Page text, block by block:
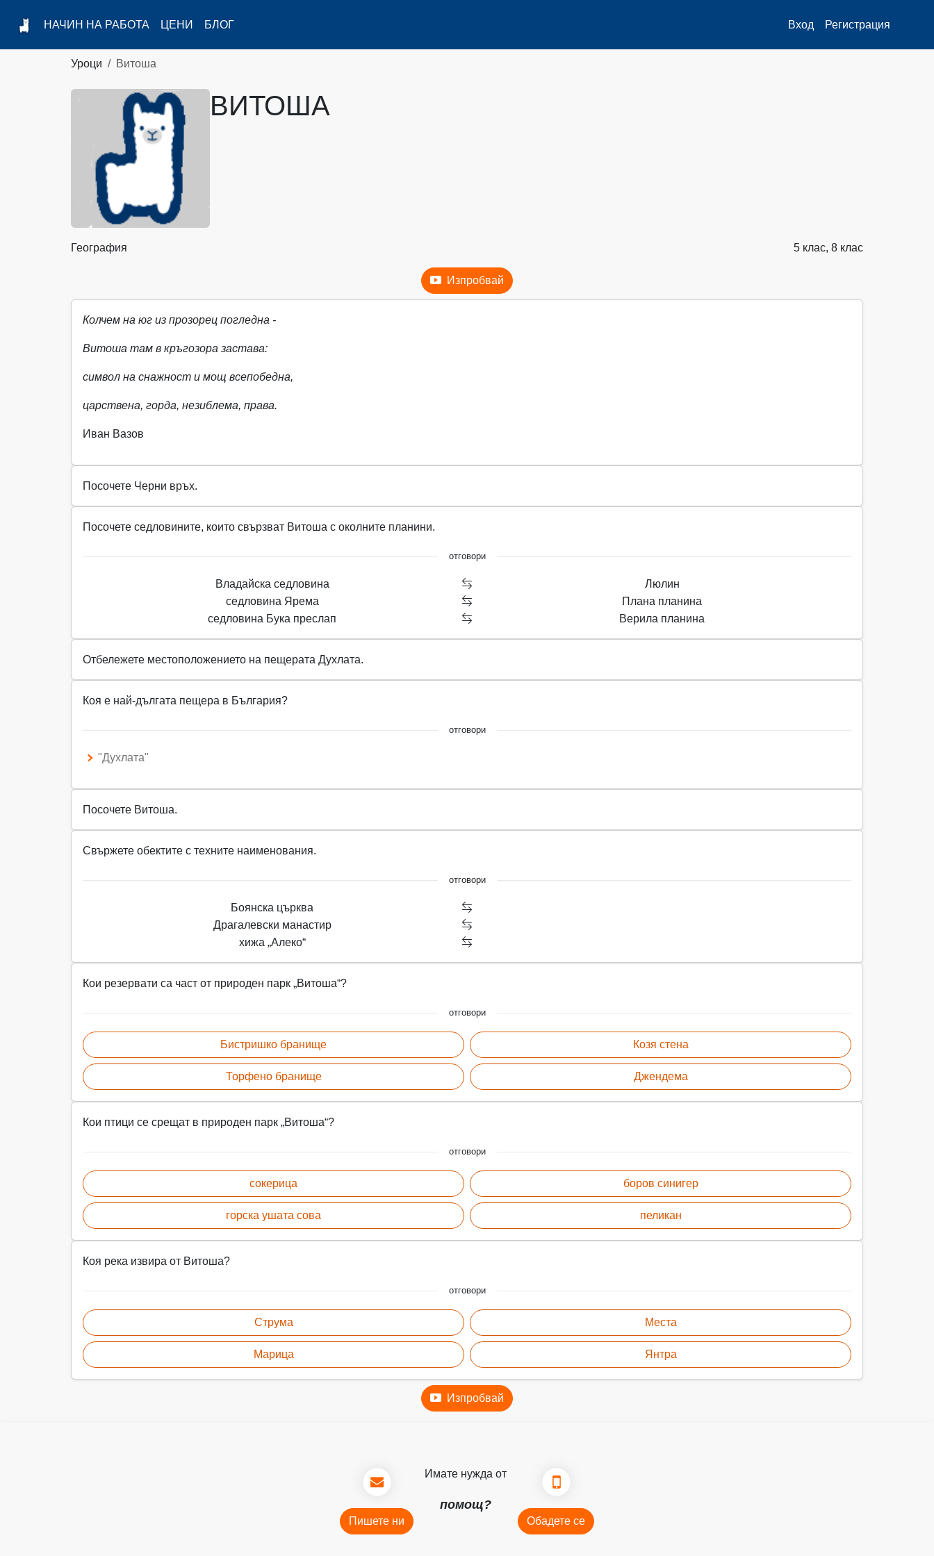
НАЧИН НА РАБОТА ЦЕНИ БЛОГ Вход Регистрация
Уроци Витоша
ВИТОША
География 5 клас, 8 клас
Изпробвай
Колчем на юг из прозорец погледна -
Витоша там в кръгозора застава:
символ на снажност и мощ всепобедна,
царствена, горда, незиблема, права.
Иван Вазов
Посочете Черни връх.
Посочете седловините, които свързват Витоша с околните планини.
отговори
Владайска седловина
Люлин
седловина Ярема
Плана планина
седловина Бука преслап
Верила планина
Отбележете местоположението на пещерата Духлата.
Коя е най-дългата пещера в България?
отговори
"Духлата"
Посочете Витоша.
Свържете обектите с техните наименования.
отговори
Боянска църква
Драгалевски манастир
хижа „Алеко“
Кои резервати са част от природен парк „Витоша“?
отговори
Бистришко бранище
Торфено бранище
Козя стена
Джендема
Кои птици се срещат в природен парк „Витоша“?
отговори
сокерица
горска ушата сова
боров синигер
пеликан
Коя река извира от Витоша?
отговори
Струма
Марица
Места
Янтра
Изпробвай
Пишете ни
Имате нужда от
помощ?
Обадете се